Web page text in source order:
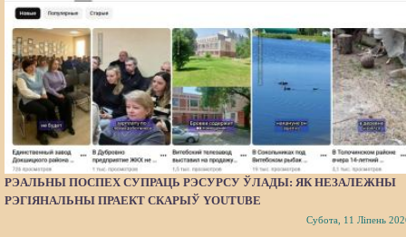
РЭАЛЬНЫ ПОСПЕХ СУПРАЦЬ РЭСУРСУ ЎЛАДЫ: ЯК НЕЗАЛЕЖНЫ
РЭГІЯНАЛЬНЫ ПРАЕКТ СКАРЫЎ YOUTUBE
Субота, 11 Ліпень